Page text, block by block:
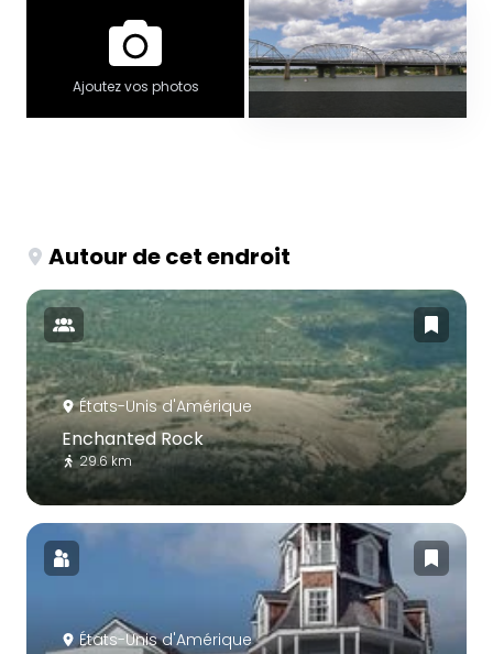
Ajoutez vos photos
Autour de cet endroit
États-Unis d'Amérique
Enchanted Rock
29.6 km
États-Unis d'Amérique